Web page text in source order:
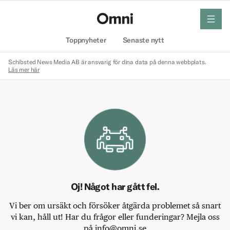
Toppnyheter Senaste nytt
meny
Schibsted News Media AB är ansvarig för dina data på denna webbplats.
Läs mer här
Oj! Något har gått fel.
Vi ber om ursäkt och försöker åtgärda problemet så snart
vi kan, håll ut! Har du frågor eller funderingar? Mejla oss